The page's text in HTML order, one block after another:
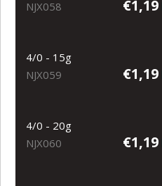
NJX058
€1,19
4/0 - 15g
NJX059
€1,19
4/0 - 20g
NJX060
€1,19